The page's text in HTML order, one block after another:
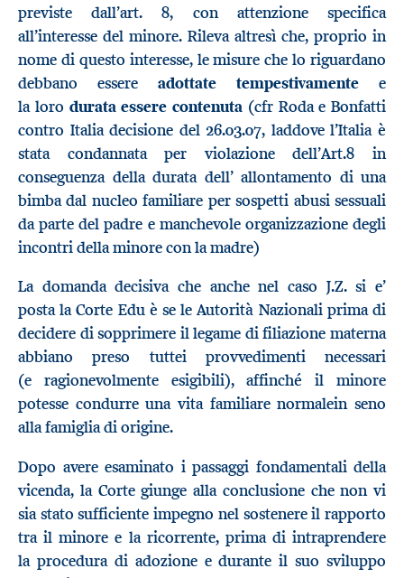
previste dall’art. 8, con attenzione specifica
all’interesse del minore. Rileva altresì che, proprio in
nome di questo interesse, le misure che lo riguardano
debbano essere adottate tempestivamente e
la loro durata essere contenuta (cfr Roda e Bonfatti
contro Italia decisione del 26.03.07, laddove l’Italia è
stata condannata per violazione dell’Art.8 in
conseguenza della durata dell’ allontamento di una
bimba dal nucleo familiare per sospetti abusi sessuali
da parte del padre e manchevole organizzazione degli
incontri della minore con la madre)
La domanda decisiva che anche nel caso J.Z. si e’
posta la Corte Edu è se le Autorità Nazionali prima di
decidere di sopprimere il legame di filiazione materna
abbiano preso tuttei provvedimenti necessari
(e ragionevolmente esigibili), affinché il minore
potesse condurre una vita familiare normalein seno
alla famiglia di origine.
Dopo avere esaminato i passaggi fondamentali della
vicenda, la Corte giunge alla conclusione che non vi
sia stato sufficiente impegno nel sostenere il rapporto
tra il minore e la ricorrente, prima di intraprendere
la procedura di adozione e durante il suo sviluppo